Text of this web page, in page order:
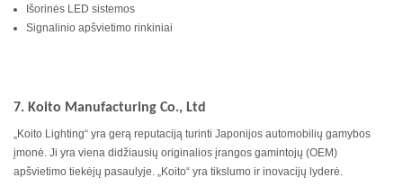
Išorinės LED sistemos
Signalinio apšvietimo rinkiniai
7. Koito Manufacturing Co., Ltd
„Koito Lighting“ yra gerą reputaciją turinti Japonijos automobilių gamybos
įmonė. Ji yra viena didžiausių originalios įrangos gamintojų (OEM)
apšvietimo tiekėjų pasaulyje. „Koito“ yra tikslumo ir inovacijų lyderė.